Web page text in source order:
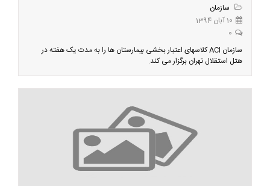
سازمان
10 آبان 1394
0
سازمان ACI کلاسهای اعتبار بخشی بیمارستان ها را به مدت یک هفته در
هتل استقلال تهران برگزار می کند.